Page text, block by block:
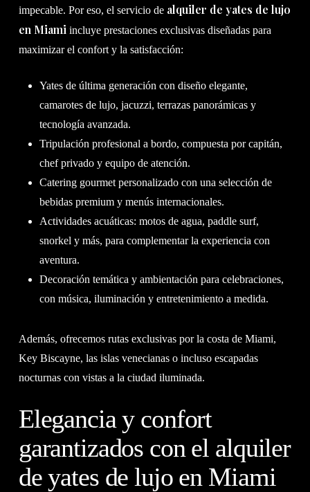
impecable. Por eso, el servicio de alquiler de yates de lujo
en Miami incluye prestaciones exclusivas diseñadas para
maximizar el confort y la satisfacción:
Yates de última generación con diseño elegante,
camarotes de lujo, jacuzzi, terrazas panorámicas y
tecnología avanzada.
Tripulación profesional a bordo, compuesta por capitán,
chef privado y equipo de atención.
Catering gourmet personalizado con una selección de
bebidas premium y menús internacionales.
Actividades acuáticas: motos de agua, paddle surf,
snorkel y más, para complementar la experiencia con
aventura.
Decoración temática y ambientación para celebraciones,
con música, iluminación y entretenimiento a medida.
Además, ofrecemos rutas exclusivas por la costa de Miami,
Key Biscayne, las islas venecianas o incluso escapadas
nocturnas con vistas a la ciudad iluminada.
Elegancia y confort
garantizados con el alquiler
de yates de lujo en Miami